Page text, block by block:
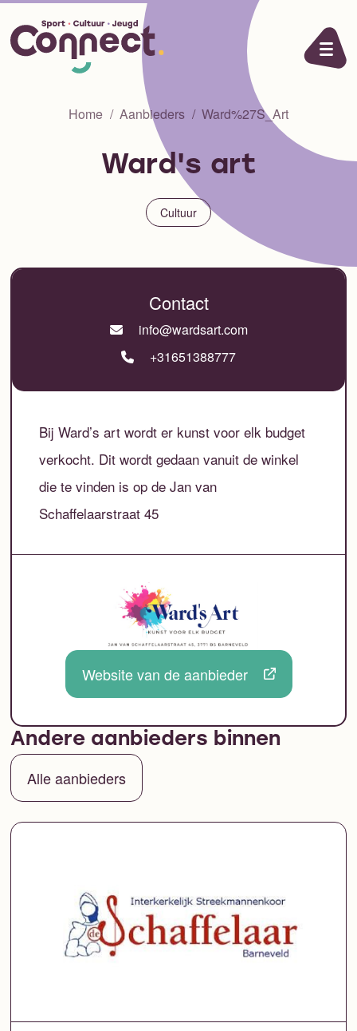
Ga naar de inhoud
Home Aanbieders Ward%27S_Art
Ward's art
Cultuur
Contact
info@wardsart.com
+31651388777
Bij Ward’s art wordt er kunst voor elk budget
verkocht. Dit wordt gedaan vanuit de winkel
die te vinden is op de Jan van
Schaffelaarstraat 45
Website van de aanbieder
Andere aanbieders binnen
Alle aanbieders